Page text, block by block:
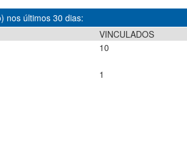
nos últimos 30 dias:
VINCULADOS
10
1